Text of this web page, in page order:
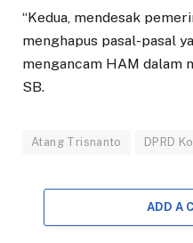
“Kedua, mendesak
menghapus pasal-pasal
mengancam HAM dalam
SB.
Atang Trisnanto DPRD
ADD A